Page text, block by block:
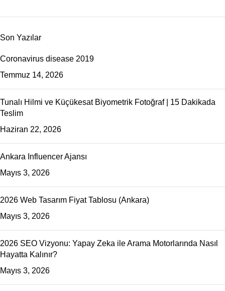
Son Yazılar
Coronavirus disease 2019
Temmuz 14, 2026
Tunalı Hilmi ve Küçükesat Biyometrik Fotoğraf | 15 Dakikada
Teslim
Haziran 22, 2026
Ankara Influencer Ajansı
Mayıs 3, 2026
2026 Web Tasarım Fiyat Tablosu (Ankara)
Mayıs 3, 2026
2026 SEO Vizyonu: Yapay Zeka ile Arama Motorlarında Nasıl
Hayatta Kalınır?
Mayıs 3, 2026